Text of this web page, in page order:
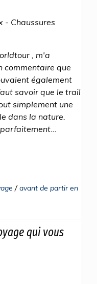
- Chaussures
, m'a
commentaire que
également
savoir que le trail
simplement une
dans la nature.
/avant de partir en
qui vous